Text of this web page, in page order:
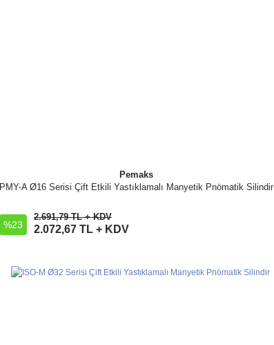
Pemaks
PMY-A Ø16 Serisi Çift Etkili Yastıklamalı Manyetik Pnömatik Silindir
%23
2.691,79 TL + KDV
2.072,67 TL + KDV
İncele
Sepete Ekle